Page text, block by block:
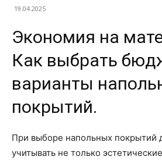
19.04.2025
Экономия на
Как выбрать
варианты
покрытий.
При выборе напольных покрытий
учитывать не только